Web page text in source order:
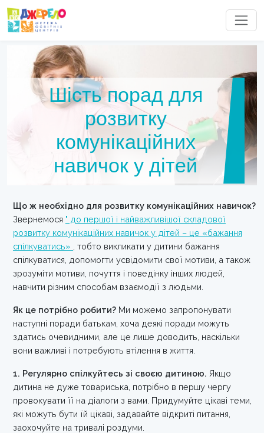
Шість порад для
розвитку
комунікаційних
навичок у дітей
Що ж необхідно для розвитку комунікаційних навичок?
Звернемося " до першої і найважливішої складової
розвитку комунікаційних навичок у дітей – це «бажання
спілкуватись»
, тобто викликати у дитини бажання
спілкуватися, допомогти усвідомити свої мотиви, а також
зрозуміти мотиви, почуття і поведінку інших людей,
навчити різним способам взаємодії з людьми.
Як це потрібно робити? Ми можемо запропонувати
наступні поради батькам, хоча деякі поради можуть
здатись очевидними, але це лише доводить, наскільки
вони важливі і потребують втілення в життя.
1. Регулярно спілкуйтесь зі своєю дитиною. Якщо
дитина не дуже товариська, потрібно в першу чергу
провокувати її на діалоги з вами. Придумуйте цікаві теми,
які можуть бути їй цікаві, задавайте відкриті питання,
заохочуйте на тривалі роздуми.